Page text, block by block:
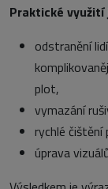
Praktické využití
odstranění
plot,
vymazání
rychlé
úprava